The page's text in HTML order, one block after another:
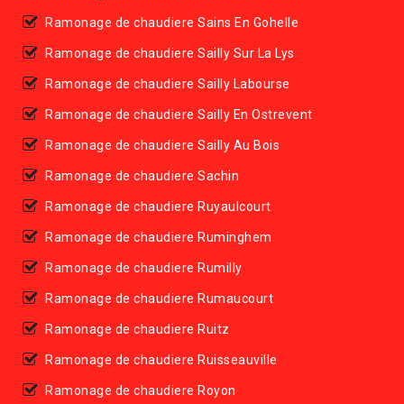
Ramonage de chaudiere Sains En Gohelle
Ramonage de chaudiere Sailly Sur La Lys
Ramonage de chaudiere Sailly Labourse
Ramonage de chaudiere Sailly En Ostrevent
Ramonage de chaudiere Sailly Au Bois
Ramonage de chaudiere Sachin
Ramonage de chaudiere Ruyaulcourt
Ramonage de chaudiere Ruminghem
Ramonage de chaudiere Rumilly
Ramonage de chaudiere Rumaucourt
Ramonage de chaudiere Ruitz
Ramonage de chaudiere Ruisseauville
Ramonage de chaudiere Royon